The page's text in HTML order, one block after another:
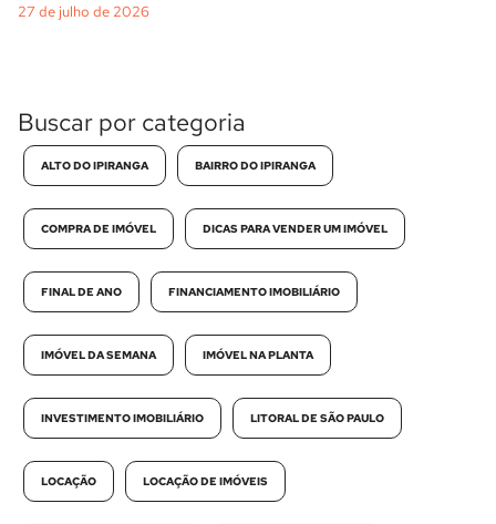
27 de julho de 2026
Buscar por categoria
ALTO DO IPIRANGA BAIRRO DO IPIRANGA
COMPRA DE IMÓVEL DICAS PARA VENDER UM IMÓVEL
FINAL DE ANO FINANCIAMENTO IMOBILIÁRIO
IMÓVEL DA SEMANA IMÓVEL NA PLANTA
INVESTIMENTO IMOBILIÁRIO LITORAL DE SÃO PAULO
LOCAÇÃO LOCAÇÃO DE IMÓVEIS